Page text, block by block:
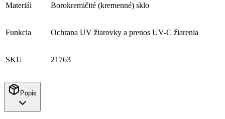
Materiál Borokremičité (kremenné) sklo
Funkcia Ochrana UV žiarovky a prenos UV-C žiarenia
SKU 21763
Popis